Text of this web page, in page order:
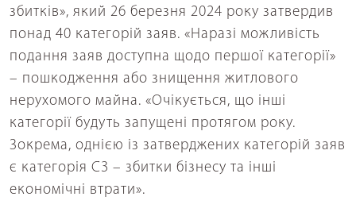
збитків», який 26 березня 2024 року затвердив
понад 40 категорій заяв. «Наразі можливість
подання заяв доступна щодо першої категорії»
– пошкодження або знищення житлового
нерухомого майна. «Очікується, що інші
категорії будуть запущені протягом року.
Зокрема, однією із затверджених категорій заяв
є категорія С3 – збитки бізнесу та інші
економічні втрати».